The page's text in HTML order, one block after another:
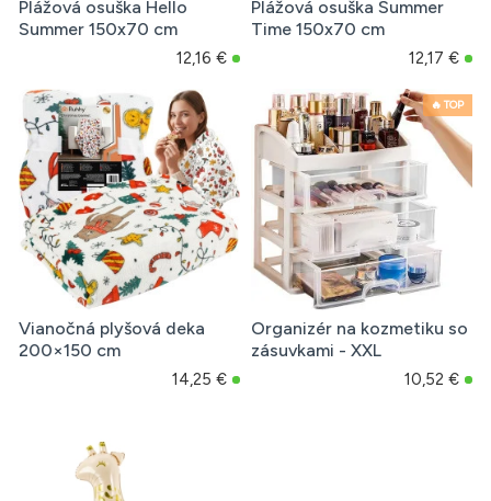
Plážová osuška Hello
Summer 150x70 cm
12,16 €
Plážová osuška Summer
Time 150x70 cm
12,17 €
Vianočná plyšová deka
200×150 cm
14,25 €
🔥 TOP
Organizér na kozmetiku so
zásuvkami - XXL
10,52 €